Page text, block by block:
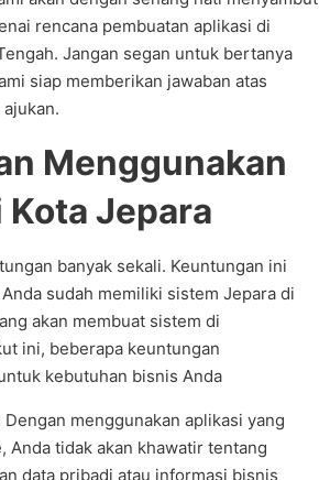
rencana pembuatan aplikasi di
Jangan segan untuk bertanya
siap memberikan jawaban atas
Menggunakan
Jepara
banyak sekali. Keuntungan ini
sudah memiliki sistem Jepara di
akan membuat sistem di
ini, beberapa keuntungan
kebutuhan bisnis Anda
Dengan menggunakan aplikasi yang
Anda tidak akan khawatir tentang
data pribadi atau informasi bisnis